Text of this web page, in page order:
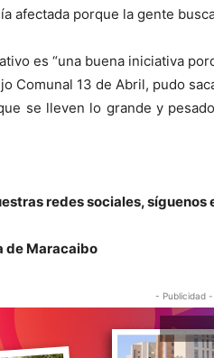
porque la gente
es “una buena iniciativa
Comunal 13 de Abril, pudo
se lleven lo grande y
redes sociales,
de Maracaibo
- Publicidad -